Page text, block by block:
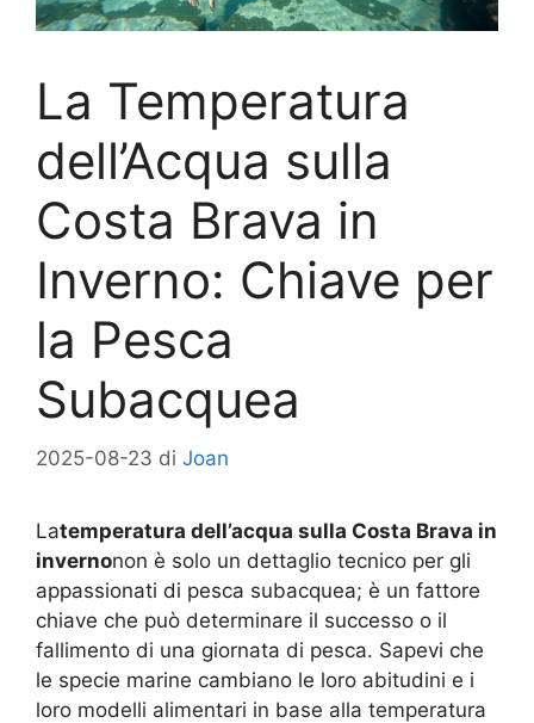
La Temperatura
dell’Acqua sulla
Costa Brava in
Inverno: Chiave per
la Pesca
Subacquea
2025-08-23 di Joan
Latemperatura dell’acqua sulla Costa Brava in
invernonon è solo un dettaglio tecnico per gli
appassionati di pesca subacquea; è un fattore
chiave che può determinare il successo o il
fallimento di una giornata di pesca. Sapevi che
le specie marine cambiano le loro abitudini e i
loro modelli alimentari in base alla temperatura